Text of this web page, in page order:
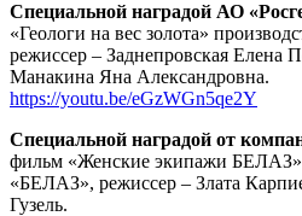
Специальной наградой АО
«Геологи на вес золота»
режиссер – Заднепровская Елена
Манакина Яна Александровна.
https://youtu.be/eGzWGn5qe2Y
Специальной наградой от
фильм «Женские экипажи
«БЕЛАЗ», режиссер – Злата
Гузель.